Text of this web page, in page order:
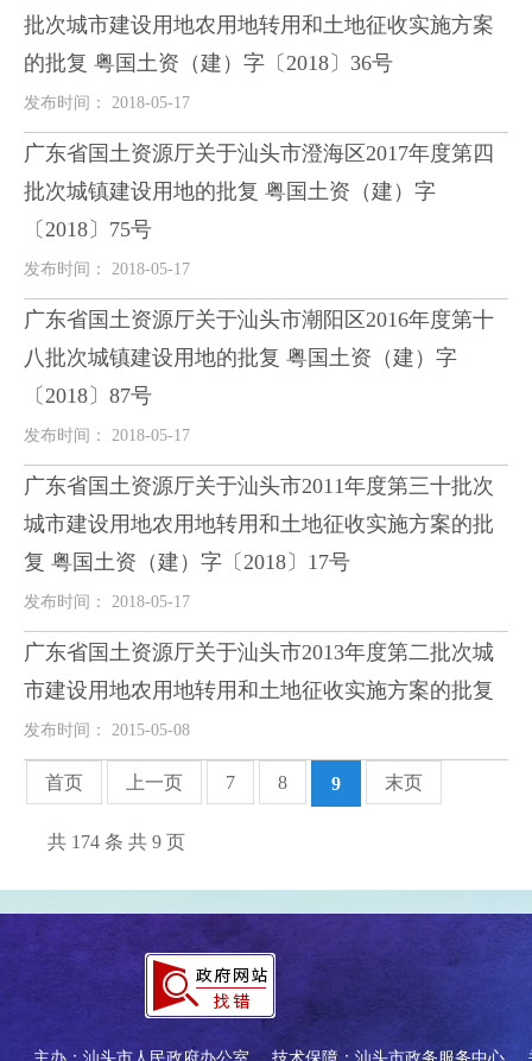
批次城市建设用地农用地转用和土地征收实施方案
的批复 粤国土资（建）字〔2018〕36号
发布时间： 2018-05-17
广东省国土资源厅关于汕头市澄海区2017年度第四
批次城镇建设用地的批复 粤国土资（建）字
〔2018〕75号
发布时间： 2018-05-17
广东省国土资源厅关于汕头市潮阳区2016年度第十
八批次城镇建设用地的批复 粤国土资（建）字
〔2018〕87号
发布时间： 2018-05-17
广东省国土资源厅关于汕头市2011年度第三十批次
城市建设用地农用地转用和土地征收实施方案的批
复 粤国土资（建）字〔2018〕17号
发布时间： 2018-05-17
广东省国土资源厅关于汕头市2013年度第二批次城
市建设用地农用地转用和土地征收实施方案的批复
发布时间： 2015-05-08
首页 上一页 7 8 9 末页
共 174 条 共 9 页